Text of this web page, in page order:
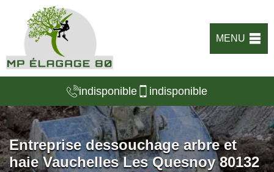
MENU
indisponible indisponible
Entreprise dessouchage arbre et
haie Vauchelles Les Quesnoy 80132